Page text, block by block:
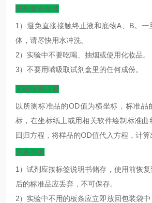
试剂盒安全性
1）避免直接接触终止液和底物A、B。一
体，请尽快用水冲洗。
2）实验中不要吃喝、抽烟或使用化妆品。
3）不要用嘴吸取试剂盒里的任何成份。
实验结果计算
以所测标准品的OD值为横坐标，标准品
标，在坐标纸上或用相关软件绘制标准曲
回归方程，将样品的OD值代入方程，计算
注意事项
1）试剂应按标签说明书储存，使用前恢
后的标准品应丢弃，不可保存。
2）实验中不用的板条应立即放回包装袋